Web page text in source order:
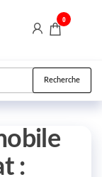
0
Recherche
: